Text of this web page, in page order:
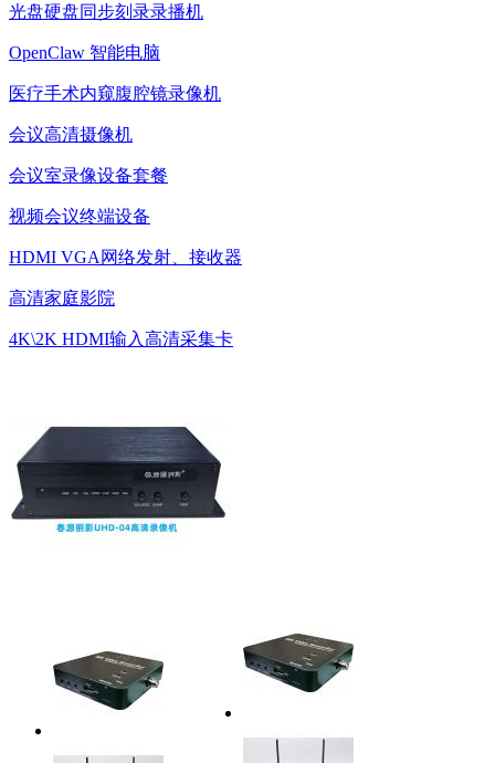
光盘硬盘同步刻录录播机
OpenClaw 智能电脑
医疗手术内窥腹腔镜录像机
会议高清摄像机
会议室录像设备套餐
视频会议终端设备
HDMI VGA网络发射、接收器
高清家庭影院
4K\2K HDMI输入高清采集卡